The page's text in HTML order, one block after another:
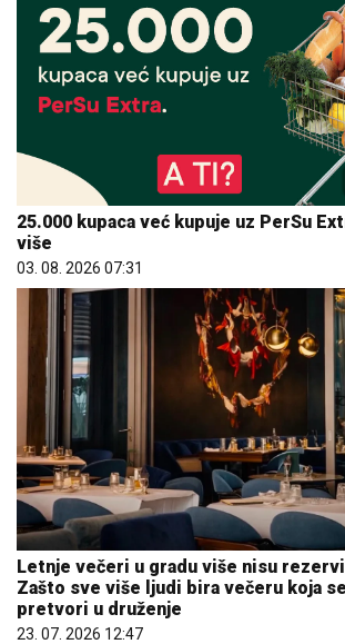
25.000 kupaca već kupuje uz PerSu
više
03. 08. 2026 07:31
Letnje večeri u gradu više nisu
Zašto sve više ljudi bira večeru koja
pretvori u druženje
23. 07. 2026 12:47